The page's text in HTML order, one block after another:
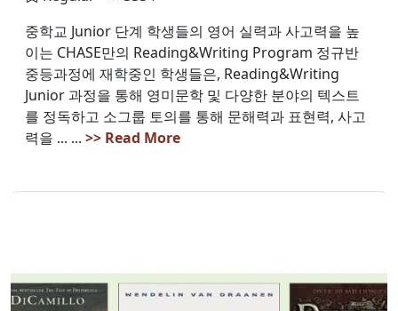
중학교 Junior 단계 학생들의 영어 실력과 사고력을 높
이는 CHASE만의 Reading&Writing Program 정규반
중등과정에 재학중인 학생들은, Reading&Writing
Junior 과정을 통해 영미문학 및 다양한 분야의 텍스트
를 정독하고 소그룹 토의를 통해 문해력과 표현력, 사고
력을 ... ... >> Read More